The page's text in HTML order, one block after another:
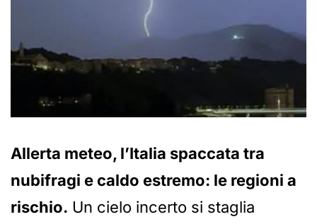
Allerta meteo, l’Italia spaccata tra
nubifragi e caldo estremo: le regioni a
rischio. Un cielo incerto si staglia